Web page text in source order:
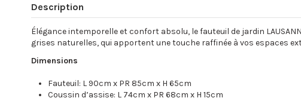
Description
Élégance intemporelle et confort absolu, le fauteuil de jardin
grises naturelles, qui apportent une touche raffinée à vos espaces
Dimensions
Fauteuil: L 90cm x PR 85cm x H 65cm
Coussin d’assise: L 74cm x PR 68cm x H 15cm